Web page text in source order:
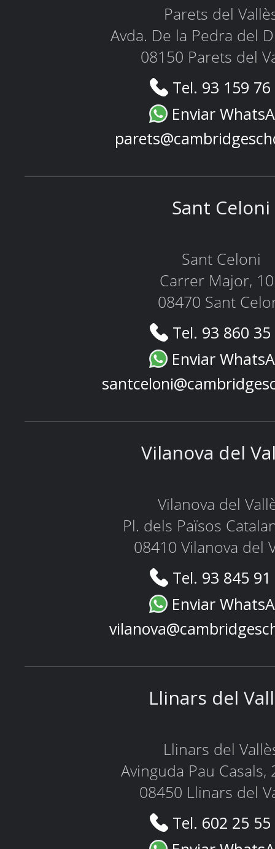
Parets del
Avda. De la Pedra del
08150 Parets del
Tel. 93 159
Enviar
Sant Celoni
Sant Celoni
Carrer Major,
08470 Sant
Tel. 93 860
Enviar
Vilanova del
Vilanova del
Pl. dels Països
08410 Vilanova del
Tel. 93 845
Enviar
Llinars del
Llinars del
Avinguda Pau Casals,
08450 Llinars del
Tel. 602 25